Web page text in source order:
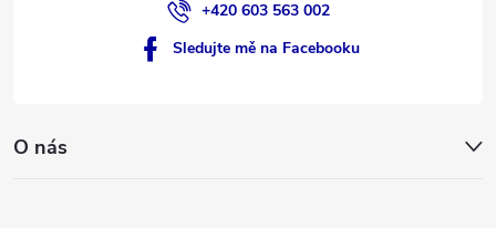
+420 603 563 002
Sledujte mě na Facebooku
O nás